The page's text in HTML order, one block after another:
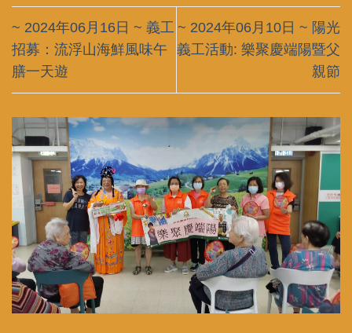
~ 2024年06月16日 ~ 義工
招募：流浮山海鮮風味午
膳一天遊
~ 2024年06月10日 ~ 陽光
義工活動: 樂聚慶端陽暨父
親節